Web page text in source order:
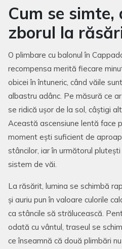
Cum se simte,
zborul la
O plimbare cu balonul în
recompensa merită fiecare
obicei în întuneric, când văile
albastru adânc. Pe măsură ce
se ridică ușor de la sol, câștigi
Această ascensiune lentă face
moment ești suficient de
stâncilor, iar în următorul
sistem de văi.
La răsărit, lumina se schimbă
și auriu pun în valoare culorile
ca stâncile să strălucească.
odată cu vântul, traseul se
ce înseamnă că două plimbări